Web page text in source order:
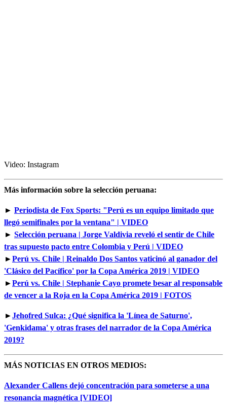
Video: Instagram
Más información sobre la selección peruana:
► Periodista de Fox Sports: "Perú es un equipo limitado que
llegó semifinales por la ventana" | VIDEO
► Selección peruana | Jorge Valdivia reveló el sentir de Chile
tras supuesto pacto entre Colombia y Perú | VIDEO
►Perú vs. Chile | Reinaldo Dos Santos vaticinó al ganador del
'Clásico del Pacífico' por la Copa América 2019 | VIDEO
►Perú vs. Chile | Stephanie Cayo promete besar al responsable
de vencer a la Roja en la Copa América 2019 | FOTOS
►Jehofred Sulca: ¿Qué significa la 'Línea de Saturno',
'Genkidama' y otras frases del narrador de la Copa América
2019?
MÁS NOTICIAS EN OTROS MEDIOS:
Alexander Callens dejó concentración para someterse a una
resonancia magnética [VIDEO]